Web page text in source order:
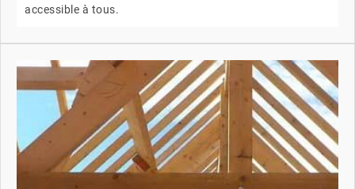
accessible à tous.